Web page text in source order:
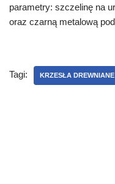
parametry: szczelinę na
oraz czarną metalową
Tagi: KRZESŁA DREWNIANE